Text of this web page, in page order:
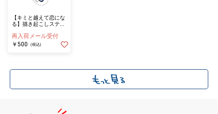
【キミと越えて恋にな
る】描き起こしステッ
種ランダム）
再入荷メール受付
￥500
(税込)